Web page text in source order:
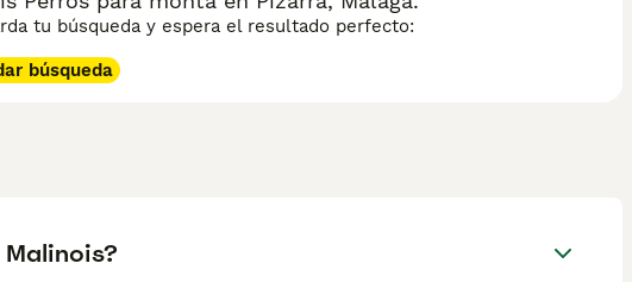
tu búsqueda y espera el resultado perfecto:
búsqueda